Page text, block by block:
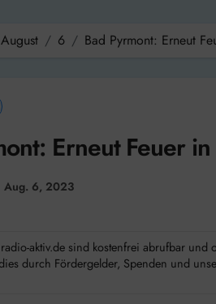
August 6 Bad Pyrmont: Erneut
Erneut Feuer
Aug. 6, 2023
aktiv.de sind kostenfrei abrufbar
durch Fördergelder, Spenden und